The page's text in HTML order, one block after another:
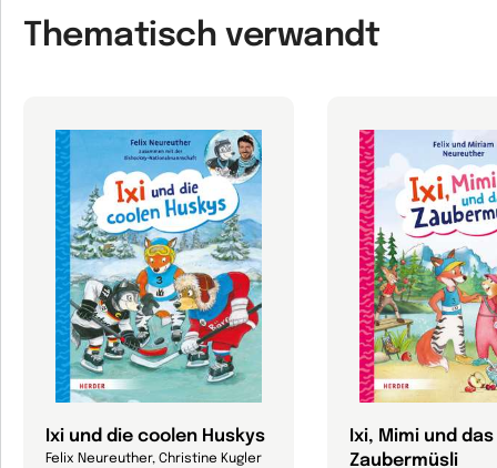
Thematisch verwandt
Ixi und die coolen Huskys
Felix Neureuther, Christine Kugler
Ixi, Mimi und das
Zaubermüsli